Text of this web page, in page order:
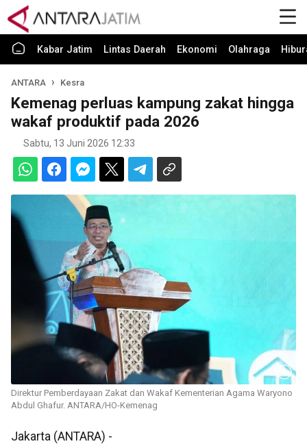
Kabar Jatim Lintas Daerah Ekonomi Olahraga
ANTARA Kesra
Kemenag perluas kampung zakat hingga
wakaf produktif pada 2026
Sabtu, 13 Juni 2026 12:33
Direktur Pemberdayaan Zakat dan Wakaf Kementerian Agama Waryono
Abdul Ghafur. ANTARA/HO-Kemenag
Jakarta (ANTARA) -